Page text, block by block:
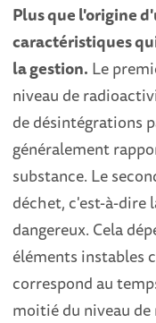
Plus que l'origine
caractéristiques
la gestion. Le
niveau de
de désintégrations
généralement
substance. Le
déchet, c'est-à-dire
dangereux. Cela
éléments instables
correspond au
moitié du niveau